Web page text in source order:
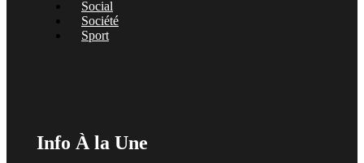
Social
Société
Sport
Info À la Une